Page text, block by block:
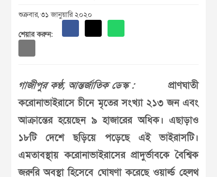
শুক্রবার, ৩১ জানুয়ারি ২০২০
শেয়ার করুন:
গাজীপুর কণ্ঠ, আন্তর্জাতিক ডেস্ক :প্রাণঘাতী
করোনাভাইরাসে চীনে মৃতের সংখ্যা ২১৩ জন এবং
আক্রান্তের হয়েছেন ৯ হাজারের অধিক। এছাড়াও
১৮টি দেশে ছড়িয়ে পড়েছে এই ভাইরাসটি।
এমতাবস্থায় করোনাভাইরাসের প্রাদুর্ভাবকে বৈশ্বিক
জরুরি অবস্থা হিসেবে ঘোষণা করেছে ওয়ার্ল্ড হেলথ